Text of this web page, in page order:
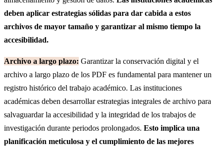
deben aplicar estrategias sólidas para dar cabida a estos
archivos de mayor tamaño y garantizar al mismo tiempo la
accesibilidad.
Archivo a largo plazo: Garantizar la conservación digital y el
archivo a largo plazo de los PDF es fundamental para mantener un
registro histórico del trabajo académico. Las instituciones
académicas deben desarrollar estrategias integrales de archivo para
salvaguardar la accesibilidad y la integridad de los trabajos de
investigación durante periodos prolongados. Esto implica una
planificación meticulosa y el cumplimiento de las mejores